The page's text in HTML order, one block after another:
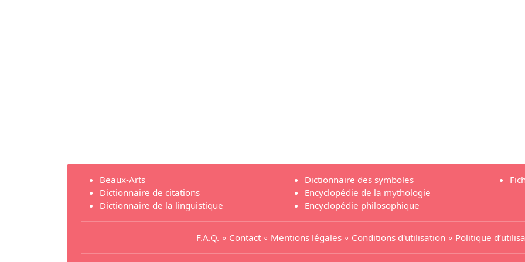
Beaux-Arts
Dictionnaire de citations
Dictionnaire de la linguistique
Dictionnaire des symboles
Encyclopédie de la mythologie
Encyclopédie philosophique
F.A.Q. ∘ Contact∘ Mentions légales∘ Conditions d'utilisation∘ Politique